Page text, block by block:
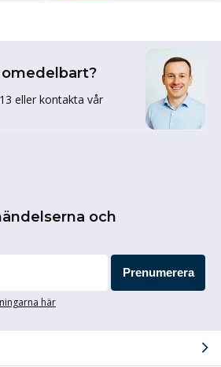
eller kontakta vår
och
Prenumerera
här